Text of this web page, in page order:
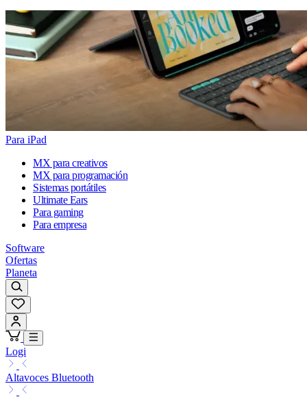
Para iPad
MX para creativos
MX para programación
Sistemas portátiles
Ultimate Ears
Para gaming
Para empresa
Software
Ofertas
Planeta
Logi
Altavoces Bluetooth